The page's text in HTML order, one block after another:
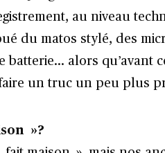
au niveau
du matos stylé, des
batterie… alors qu’avant
un truc un peu plus
»?